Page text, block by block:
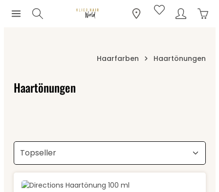
Zum Hauptinhalt springen
Haarfarben Haartönungen
Haartönungen